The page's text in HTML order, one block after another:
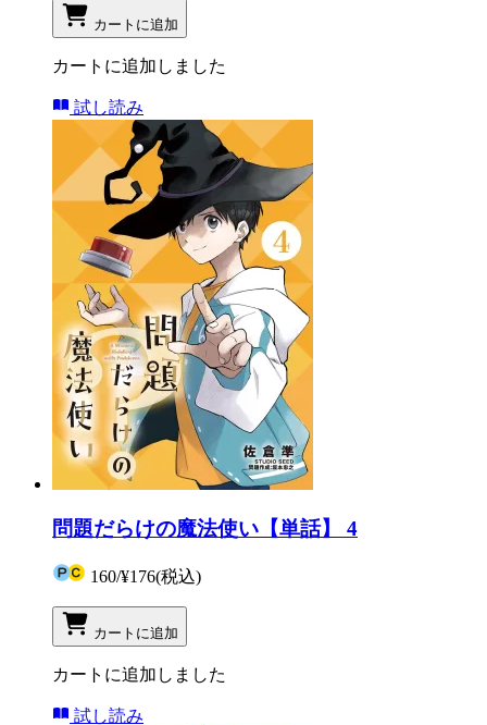
カートに追加
カートに追加しました
試し読み
問題だらけの魔法使い【単話】 4
160/¥176(税込)
カートに追加
カートに追加しました
試し読み